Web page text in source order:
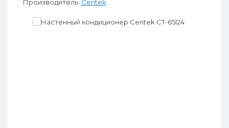
Производитель: Centek